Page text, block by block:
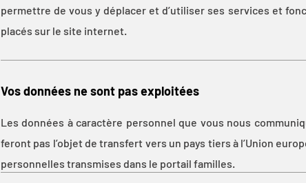
permettre de vous y déplacer et d’utiliser ses services et
placés sur le site internet.
Vos données ne sont pas exploitées
Les données à caractère personnel que vous nous
feront pas l’objet de transfert vers un pays tiers à l’Union
personnelles transmises dans le portail familles.